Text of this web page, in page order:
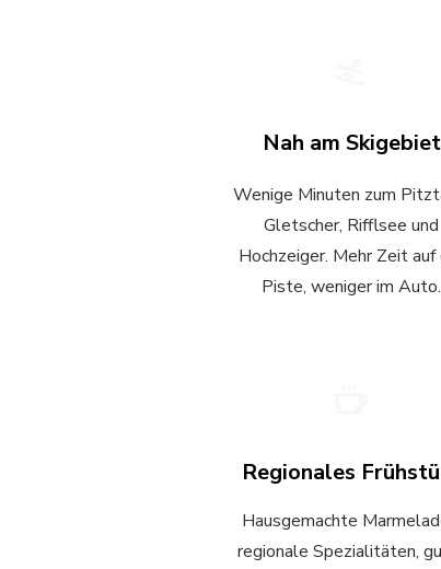
Nah am Skigebiet
Wenige Minuten zum
Gletscher, Rifflsee und
Hochzeiger. Mehr Zeit auf
Piste, weniger im Auto.
Regionales
Hausgemachte
regionale Spezialitäten,